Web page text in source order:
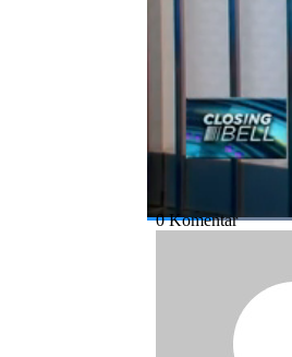
#candi borobudur